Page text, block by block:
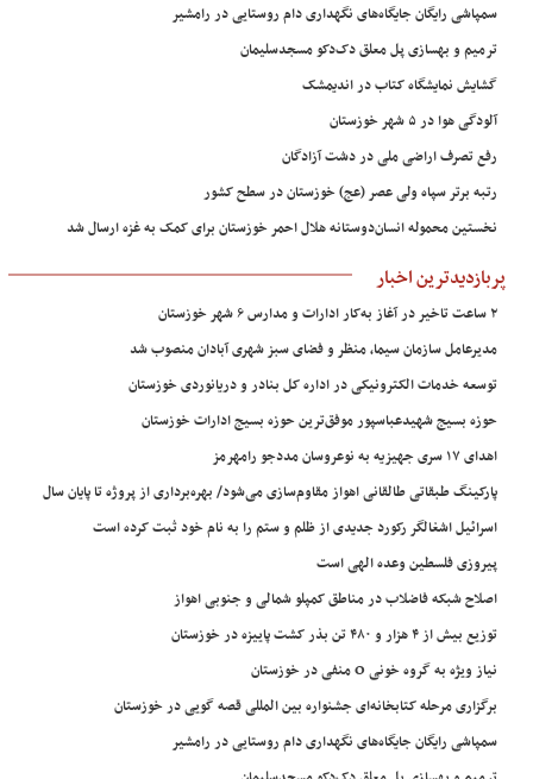
سمپاشی رایگان جایگاه‌های نگهداری دام روستایی در رامشیر
ترمیم و بهسازی پل معلق دک‌دکو مسجدسلیمان
گشایش نمایشگاه کتاب در اندیمشک
آلودگی هوا در ۵ شهر خوزستان
رفع تصرف اراضی ملی در دشت آزادگان
رتبه برتر سپاه ولی عصر (عج) خوزستان در سطح کشور
نخستین محموله انسان‌دوستانه هلال احمر خوزستان برای کمک به غزه ارسال شد
پربازدیدترین اخبار
۲ ساعت تاخیر در آغاز به‌کار ادارات و مدارس ۶ شهر خوزستان
مدیرعامل سازمان سیما، منظر و فضای سبز شهری آبادان منصوب شد
توسعه خدمات الکترونیکی در اداره کل بنادر و دریانوردی خوزستان
حوزه بسیج شهیدعباسپور موفق‌ترین حوزه بسیج ادارات خوزستان
اهدای ۱۷ سری جهیزیه به نوعروسان مددجو رامهرمز
پارکینگ طبقاتی طالقانی اهواز مقاوم‌سازی می‌شود/ بهره‌برداری از پروژه تا پایان سال
اسرائیل اشغالگر رکورد جدیدی از ظلم و ستم را به نام خود ثبت کرده است
پیروزی فلسطین وعده الهی است
اصلاح شبکه فاضلاب در مناطق کمپلو شمالی و جنوبی اهواز
توزیع بیش از ۴ هزار و ۴۸۰ تن بذر کشت پاییزه در خوزستان
نیاز ویژه به گروه خونی O منفی در خوزستان
برگزاری مرحله کتابخانه‌ای جشنواره بین المللی قصه گویی در خوزستان
سمپاشی رایگان جایگاه‌های نگهداری دام روستایی در رامشیر